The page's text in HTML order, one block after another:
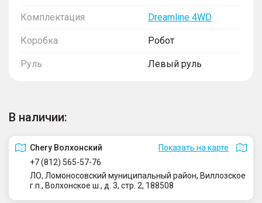
Комплектация Dreamline 4WD
Коробка Робот
Руль Левый руль
В наличии:
Сhery Волхонский
Показать на карте
+7 (812) 565-57-76
ЛО, Ломоносовский муниципальный район, Виллозское
г.п., Волхонское ш., д. 3, стр. 2, 188508